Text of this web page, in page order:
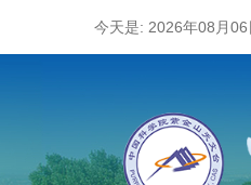
今天是: 2026年08月